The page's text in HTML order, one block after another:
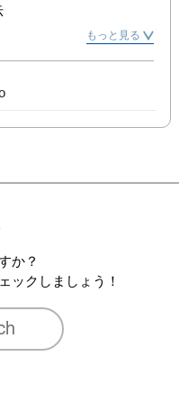
もっと見る
か？
ックしましょう！